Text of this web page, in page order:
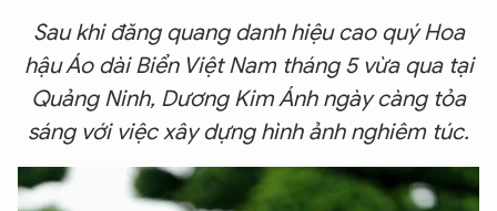
Sau khi đăng quang danh hiệu cao quý Hoa
hậu Áo dài Biển Việt Nam tháng 5 vừa qua tại
Quảng Ninh, Dương Kim Ánh ngày càng tỏa
sáng với việc xây dựng hình ảnh nghiêm túc.